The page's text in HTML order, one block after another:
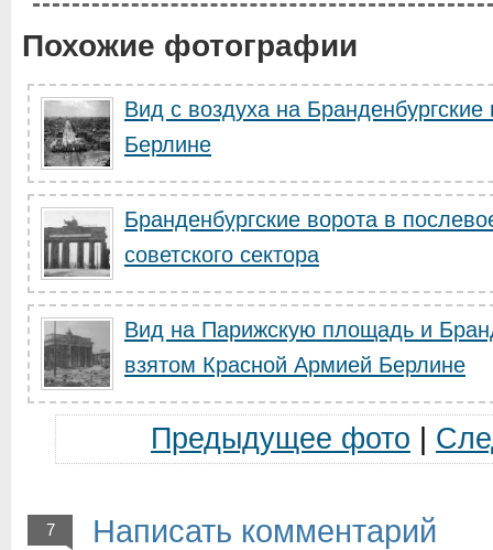
Похожие фотографии
Вид с воздуха на Бранденбургские
Берлине
Бранденбургские ворота в
советского сектора
Вид на Парижскую площадь и
взятом Красной Армией Берлине
Предыдущее фото
7 Написать комментарий